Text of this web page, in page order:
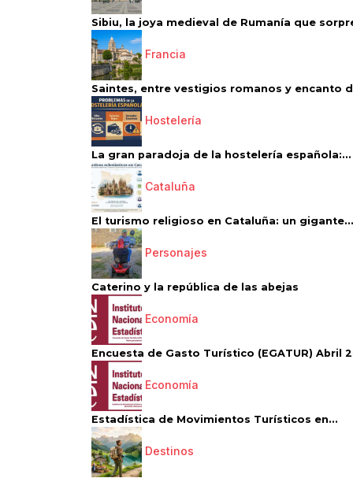
Sibiu, la joya medieval de Rumanía que
Francia
Saintes, entre vestigios romanos y encanto
Hostelería
La gran paradoja de la hostelería española:...
Cataluña
El turismo religioso en Cataluña: un gigante...
Personajes
Caterino y la república de las abejas
Economía
Encuesta de Gasto Turístico (EGATUR) Abril
Economía
Estadística de Movimientos Turísticos en...
Destinos